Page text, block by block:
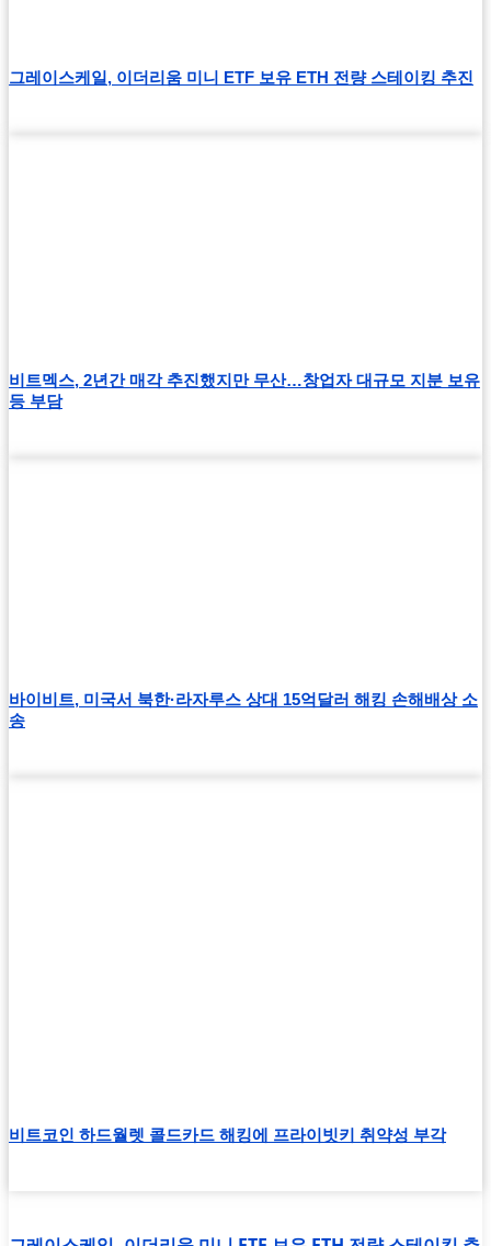
그레이스케일, 이더리움 미니 ETF 보유 ETH 전량 스테이킹 추진
비트멕스, 2년간 매각 추진했지만 무산…창업자 대규모 지분 보유
등 부담
바이비트, 미국서 북한·라자루스 상대 15억달러 해킹 손해배상 소
송
비트코인 하드월렛 콜드카드 해킹에 프라이빗키 취약성 부각